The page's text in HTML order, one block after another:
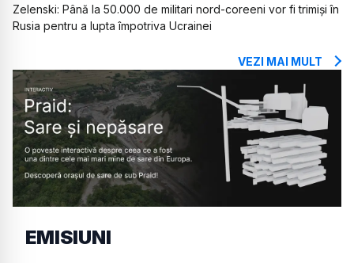
Zelenski: Până la 50.000 de militari nord-coreeni vor fi trimiși în
Rusia pentru a lupta împotriva Ucrainei
VEZI MAI MULT
EMISIUNI